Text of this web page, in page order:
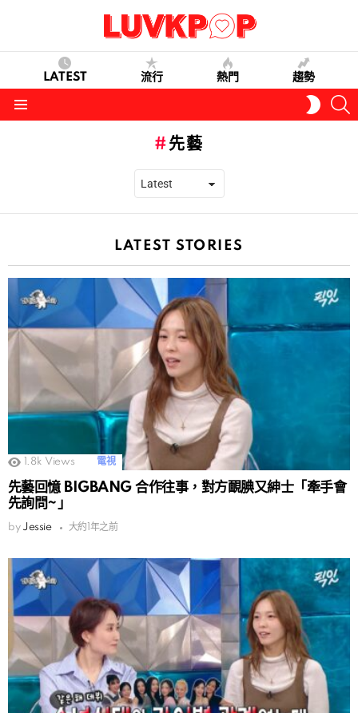
LATEST 流行 熱門 趨勢
SKIN
先藝
LATEST STORIES
1.8k Views 電視
先藝回憶 BIGBANG 合作往事，對方靦腆又紳士「牽手會
先詢問~」
by Jessie 大約1年之前